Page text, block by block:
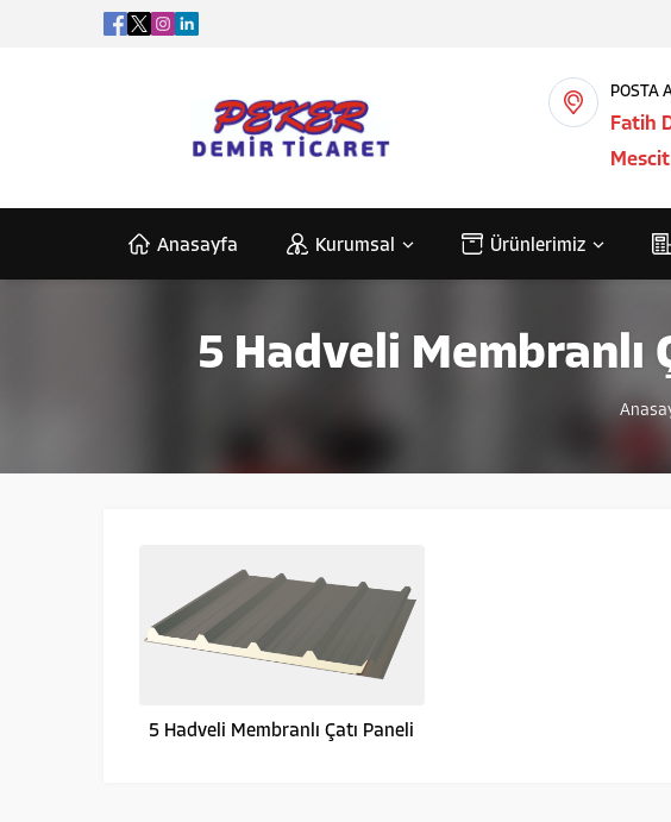
POSTA
Fatih
Anasayfa Kurumsal Ürünlerimiz
5 Hadveli
5 Hadveli Membranlı Çatı Paneli